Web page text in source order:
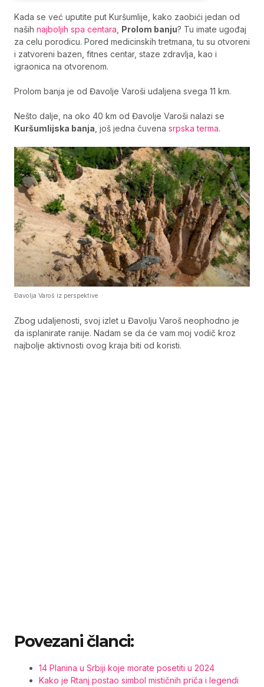
Kada se već uputite put Kuršumlije, kako zaobići jedan od
naših najboljih spa centara Prolom banju? Tu imate ugođaj
za celu porodicu. Pored medicinskih tretmana, tu su otvoreni
i zatvoreni bazen, fitnes centar, staze zdravlja, kao i
igraonica na otvorenom.
Prolom banja je od Đavolje Varoši udaljena svega 11 km.
Nešto dalje, na oko 40 km od Đavolje Varoši nalazi se
Kuršumlijska banja , još jedna čuvena srpska terma.
Đavolja Varoš iz perspektive
Zbog udaljenosti, svoj izlet u Đavolju Varoš neophodno je
da isplanirate ranije. Nadam se da će vam moj vodič kroz
najbolje aktivnosti ovog kraja biti od koristi.
Povezani članci:
14 Planina u Srbiji koje morate posetiti u 2024
Kako je Rtanj postao simbol mističnih priča i legendi